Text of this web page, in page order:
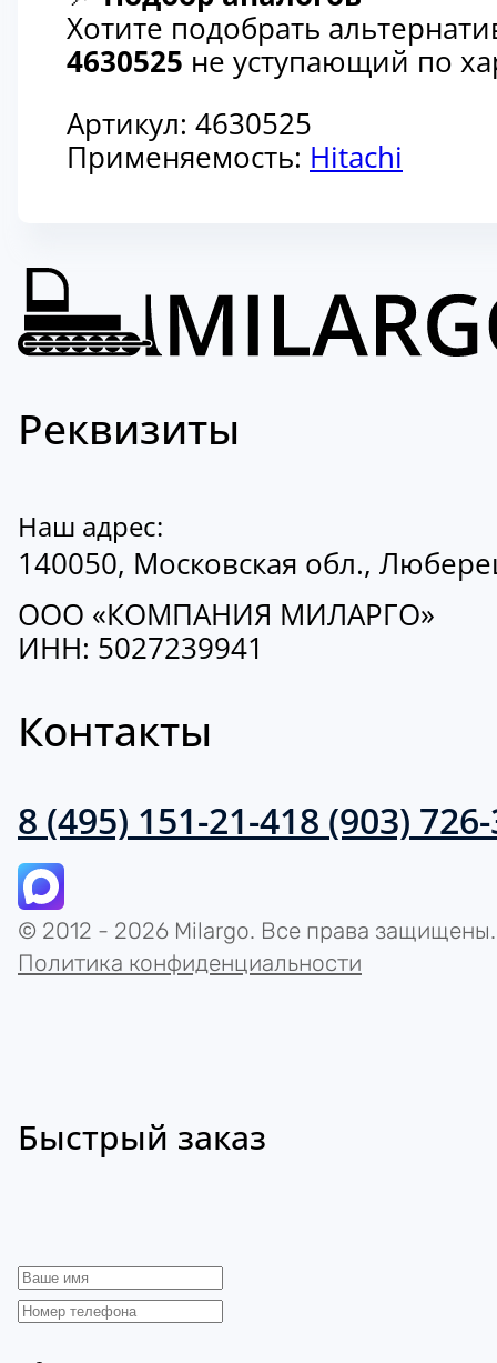
Хотите подобрать
4630525 не уступающий по
Артикул: 4630525
Применяемость: Hitachi
Реквизиты
Наш адрес:
140050, Московская обл.,
ООО «КОМПАНИЯ МИЛАРГО»
ИНН: 5027239941
Контакты
8 (495) 151-21-418 (903)
© 2012 - 2026 Milargo. Все права защищены.
Политика конфиденциальности
Быстрый заказ